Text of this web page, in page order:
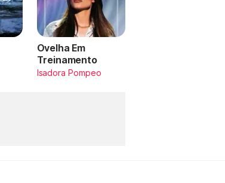
Ovelha Em
Treinamento
Isadora Pompeo